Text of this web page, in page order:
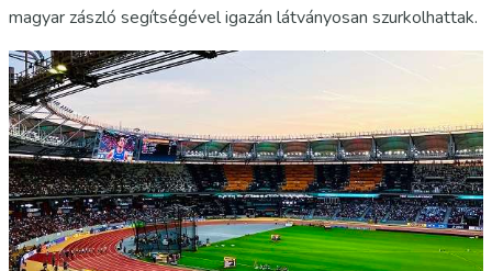
magyar zászló segítségével igazán látványosan szurkolhattak.